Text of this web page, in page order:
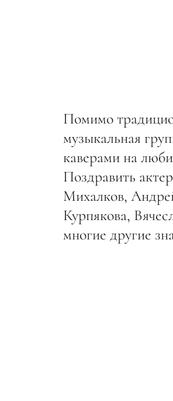
Помимо
музыкальная
каверами на
Поздравить
Михалков,
Курпякова,
многие другие